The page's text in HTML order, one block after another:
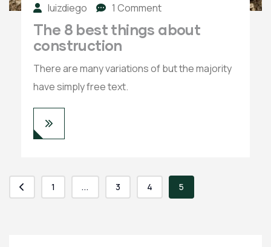
luizdiego 1 Comment
The 8 best things about
construction
There are many variations of but the majority
have simply free text.
1 ... 3 4 5